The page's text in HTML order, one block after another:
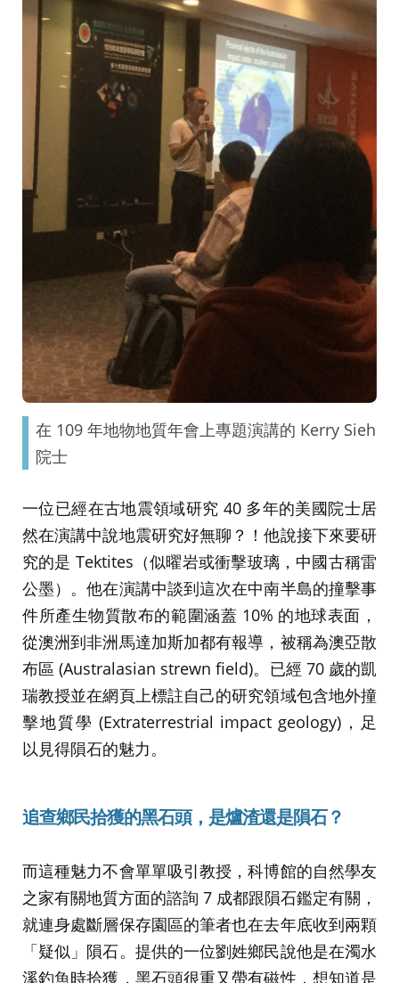
在 109 年地物地質年會上專題演講的 Kerry Sieh
院士
一位已經在古地震領域研究 40 多年的美國院士居
然在演講中說地震研究好無聊？！他說接下來要研
究的是 Tektites（似曜岩或衝擊玻璃，中國古稱雷
公墨）。他在演講中談到這次在中南半島的撞擊事
件所產生物質散布的範圍涵蓋 10% 的地球表面，
從澳洲到非洲馬達加斯加都有報導，被稱為澳亞散
布區 (Australasian strewn field)。已經 70 歲的凱
瑞教授並在網頁上標註自己的研究領域包含地外撞
擊地質學 (Extraterrestrial impact geology)，足
以見得隕石的魅力。
追查鄉民拾獲的黑石頭， 是爐渣還是隕石？
而這種魅力不會單單吸引教授，科博館的自然學友
之家有關地質方面的諮詢 7 成都跟隕石鑑定有關，
就連身處斷層保存園區的筆者也在去年底收到兩顆
「疑似」隕石。提供的一位劉姓鄉民說他是在濁水
溪釣魚時拾獲，黑石頭很重又帶有磁性，想知道是